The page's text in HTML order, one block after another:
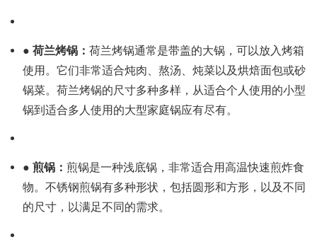
● 荷兰烤锅： 荷兰烤锅通常是带盖的大锅，可以放入烤箱
使用。它们非常适合炖肉、熬汤、炖菜以及烘焙面包或砂
锅菜。荷兰烤锅的尺寸多种多样，从适合个人使用的小型
锅到适合多人使用的大型家庭锅应有尽有。
● 煎锅： 煎锅是一种浅底锅，非常适合用高温快速煎炸食
物。不锈钢煎锅有多种形状，包括圆形和方形，以及不同
的尺寸，以满足不同的需求。